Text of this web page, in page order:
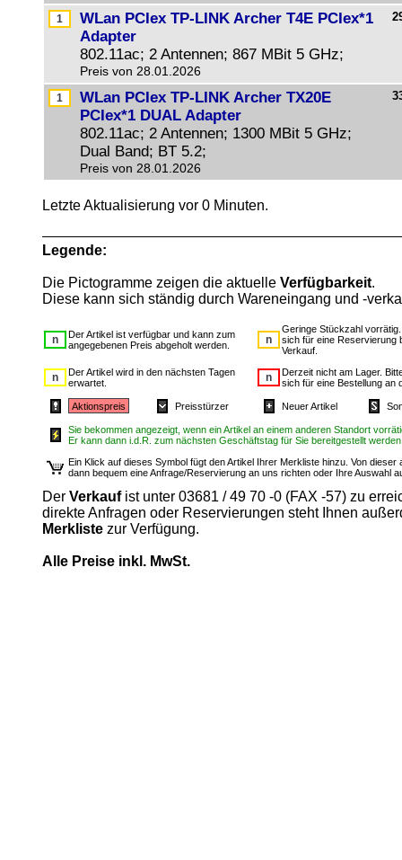
WLan PCIex TP-LINK Archer T4E PCIex*1
Adapter
802.11ac; 2 Antennen; 867 MBit 5 GHz;
Preis von 28.01.2026
WLan PCIex TP-LINK Archer TX20E
PCIex*1 DUAL Adapter
802.11ac; 2 Antennen; 1300 MBit 5 GHz;
Dual Band; BT 5.2;
Preis von 28.01.2026
Letzte Aktualisierung vor 0 Minuten.
Legende:
Die Pictogramme zeigen die aktuelle Verfügbarkeit.
Diese kann sich ständig durch Wareneingang und -
Der Artikel ist verfügbar und kann zum
angegebenen Preis abgeholt werden.
Geringe Stückzahl
sich für eine Reservierung
Verkauf.
Der Artikel wird in den nächsten Tagen
erwartet.
Derzeit nicht am Lager.
sich für eine Bestellung an
Aktionspreis Preisstürzer Neuer Artikel
Sie bekommen angezeigt, wenn ein Artikel an einem anderen Standort
Er kann dann i.d.R. zum nächsten Geschäftstag für Sie bereitgestellt
Ein Klick auf dieses Symbol fügt den Artikel Ihrer Merkliste hinzu. Von dieser
dann bequem eine Anfrage/Reservierung an uns richten oder Ihre Auswahl
Der Verkaufist unter 03681 / 49 70 -0 (FAX -57) zu
direkte Anfragen oder Reservierungen steht Ihnen
Merkliste zur Verfügung.
Alle Preise inkl. MwSt.